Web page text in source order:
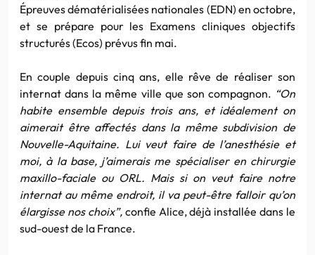
Épreuves dématérialisées nationales (EDN) en octobre,
et se prépare pour les Examens cliniques objectifs
structurés (Ecos) prévus fin mai.
En couple depuis cinq ans, elle rêve de réaliser son
internat dans la même ville que son compagnon. “On
habite ensemble depuis trois ans, et idéalement on
aimerait être affectés dans la même subdivision de
Nouvelle-Aquitaine. Lui veut faire de l’anesthésie et
moi, à la base, j’aimerais me spécialiser en chirurgie
maxillo-faciale ou ORL. Mais si on veut faire notre
internat au même endroit, il va peut-être falloir qu’on
élargisse nos choix”, confie Alice, déjà installée dans le
sud-ouest de la France.